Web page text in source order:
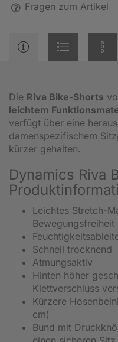
Fragen zum Artikel
Die Riva Bike-Shorts
leichtem
verfügt über eine
damenspezifischem
kürzer gehalten.
Dynamics Riva
Leichtes Stretch-
Bewegungsfreiheit
Schnell trocknend
Atmungsaktiv
Hinten höher
Klettverschluss
Kürzere
cm)
Bund mit